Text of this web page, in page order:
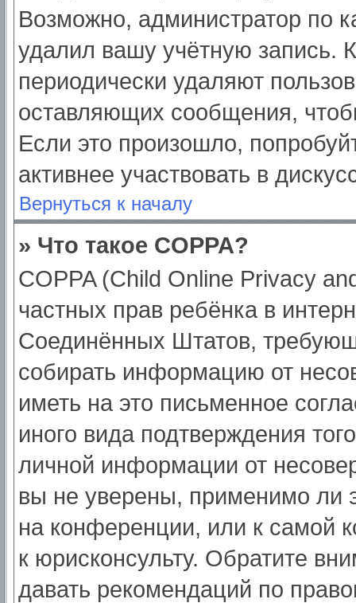
Возможно, администратор по
удалил вашу учётную запись.
периодически удаляют
оставляющих сообщения,
Если это произошло,
активнее участвовать в
Вернуться к началу
» Что такое COPPA?
COPPA (Child Online Privacy
частных прав ребёнка в
Соединённых Штатов,
собирать информацию от
иметь на это письменное
иного вида подтверждения
личной информации от
вы не уверены, применимо ли
на конференции, или к самой
к юрисконсульту. Обратите
давать рекомендаций по